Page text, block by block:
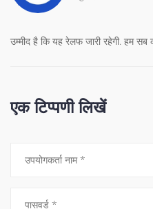
उम्मीद है कि यह रेलफ जारी रहेगी. हम सब
एक टिप्पणी लिखें